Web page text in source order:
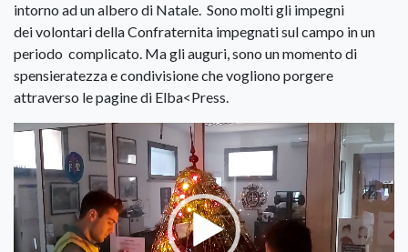
intorno ad un albero di Natale. Sono molti gli impegni
dei volontari della Confraternita impegnati sul campo in un
periodo complicato. Ma gli auguri, sono un momento di
spensieratezza e condivisione che vogliono porgere
attraverso le pagine di Elba<Press.
Video
Player